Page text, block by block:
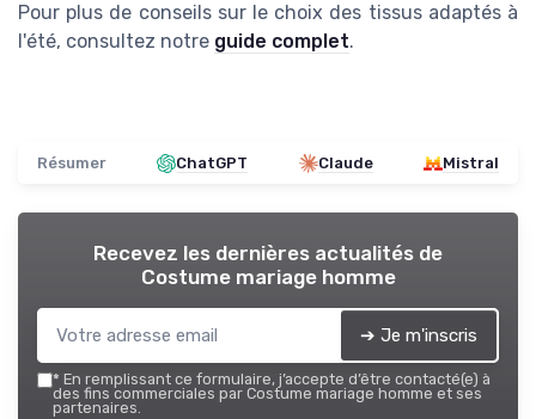
Pour plus de conseils sur le choix des tissus adaptés à
l'été, consultez notre guide complet.
Résumer ChatGPT Claude Mistral
Recevez les dernières actualités de
Costume mariage homme
➔ Je m'inscris
* En remplissant ce formulaire, j’accepte d’être contacté(e) à
des fins commerciales par Costume mariage homme et ses
partenaires.